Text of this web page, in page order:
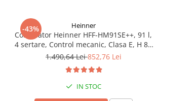
-43% Heinner
Congelator Heinner HFF-HM91SE++, 91 l,
4 sertare, Control mecanic, Clasa E, H 85
cm, Argintiu
1.490,64 Lei852,76 Lei
IN STOC